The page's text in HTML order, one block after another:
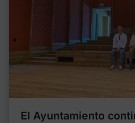
El Ayuntamiento